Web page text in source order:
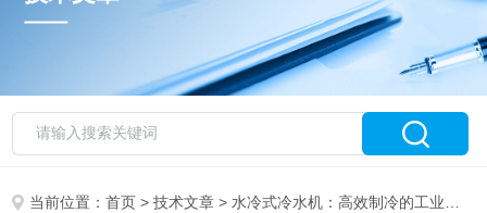
当前位置：首页 >技术文章 > 水冷式冷水机：高效制冷的工业伙伴